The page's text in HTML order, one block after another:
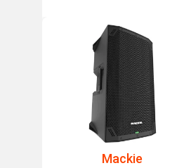
Mackie